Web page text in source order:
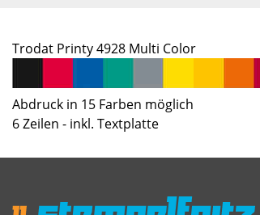
Trodat Printy 4928 Multi Color
Abdruck in 15 Farben möglich
6 Zeilen - inkl. Textplatte